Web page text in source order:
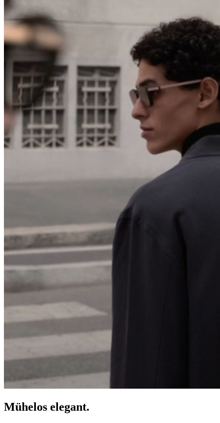
Mühelos elegant.